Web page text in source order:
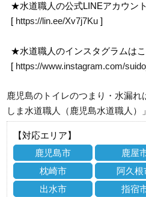
★水道職人の公式LINEアカウン
[ https://lin.ee/Xv7j7Ku ]
★水道職人のインスタグラムはこ
[ https://www.instagram.com/
鹿児島のトイレのつまり・水漏
しま水道職人（鹿児島水道職人）」
【対応エリア】
鹿児島市
鹿屋
枕崎市
阿久根
出水市
指宿